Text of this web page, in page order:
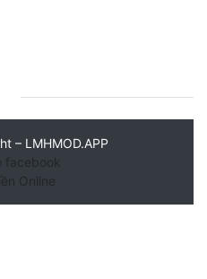
– LMHMOD.APP
facebook
Online